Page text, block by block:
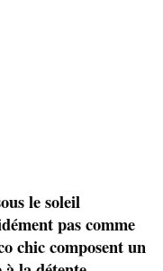
le soleil
pas comme
chic composent un